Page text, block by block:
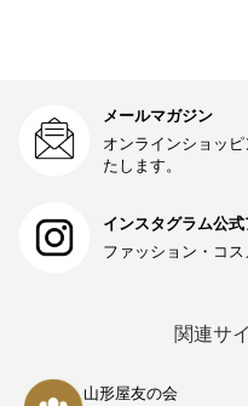
メールマガジン
オンラインショッ
たします。
インスタグラム公式
ファッション・コ
関連サ
山形屋友の会